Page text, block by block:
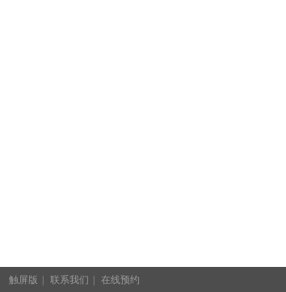
触屏版 联系我们 在线预约